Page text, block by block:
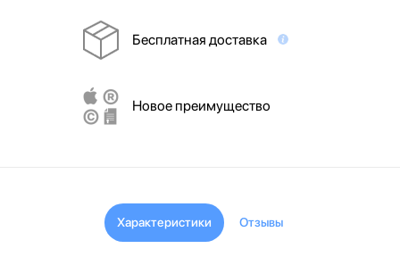
Бесплатная доставка
Новое преимущество
Характеристики Отзывы